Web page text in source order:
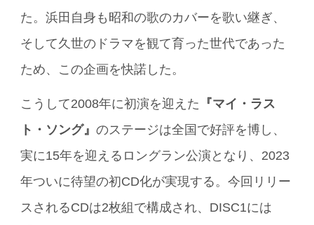
た。浜田自身も昭和の歌のカバーを歌い継ぎ、
そして久世のドラマを観て育った世代であった
ため、この企画を快諾した。
こうして2008年に初演を迎えた
『マイ・ラス
ト・ソング』のステージは全国で好評を博し、
実に15年を迎えるロングラン公演となり、2023
年ついに待望の初CD化が実現する。今回リリー
スされるCDは2枚組で構成され、DISC1には